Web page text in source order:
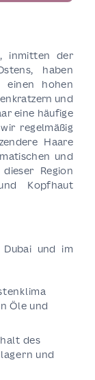
inmitten der
haben
einen hohen
und
eine häufige
regelmäßig
Haare
und
Region
Kopfhaut
und im
Öle und
des
und